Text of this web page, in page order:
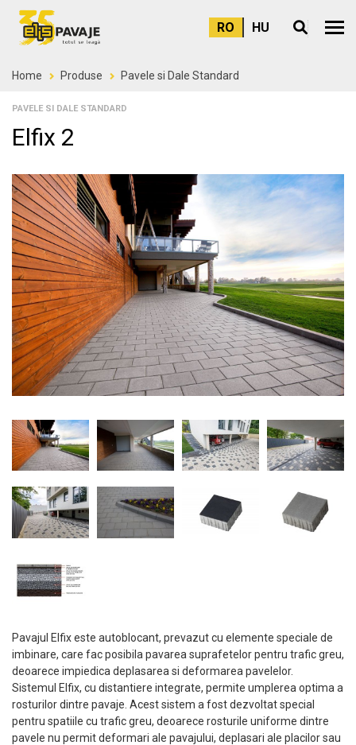
RO HU Meniu
Home Produse Pavele si Dale Standard
PAVELE SI DALE STANDARD
Elfix 2
Pavajul Elfix este autoblocant, prevazut cu elemente speciale de
imbinare, care fac posibila pavarea suprafetelor pentru trafic greu,
deoarece impiedica deplasarea si deformarea pavelelor.
Sistemul Elfix, cu distantiere integrate, permite umplerea optima a
rosturilor dintre pavaje. Acest sistem a fost dezvoltat special
pentru spatiile cu trafic greu, deoarece rosturile uniforme dintre
pavele nu permit deformari ale pavajului, deplasari ale placilor sau